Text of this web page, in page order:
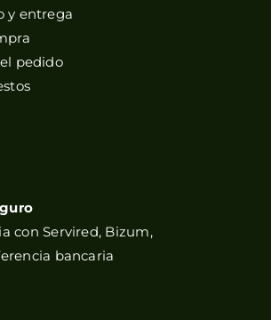
y entrega
pedido
con Servired, Bizum,
bancaria